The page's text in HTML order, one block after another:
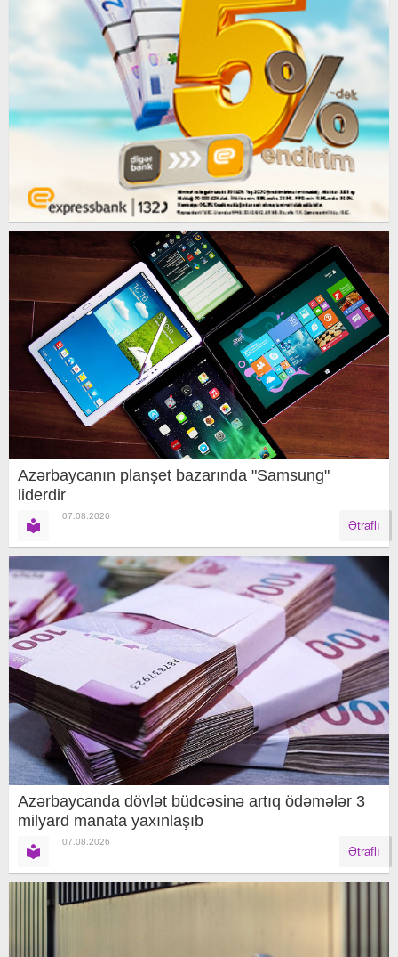
Azərbaycanın planşet bazarında "Samsung"
liderdir
07.08.2026
Ətraflı
Azərbaycanda dövlət büdcəsinə artıq ödəmələr 3
milyard manata yaxınlaşıb
07.08.2026
Ətraflı